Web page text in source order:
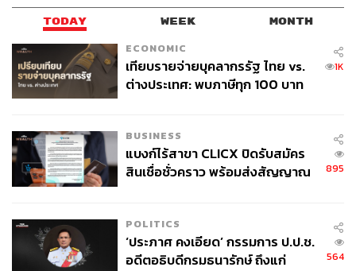
TODAY WEEK MONTH
ECONOMIC
เทียบรายจ่ายบุคลากรรัฐ ไทย vs.
ต่างประเทศ: พบภาษีทุก 100 บาท
1K
BUSINESS
แบงก์ไร้สาขา CLICX ปิดรับสมัคร
สินเชื่อชั่วคราว พร้อมส่งสัญญาณ
895
POLITICS
‘ประภาศ คงเอียด’ กรรมการ ป.ป.ช.
อดีตอธิบดีกรมธนารักษ์ ถึงแก่
564